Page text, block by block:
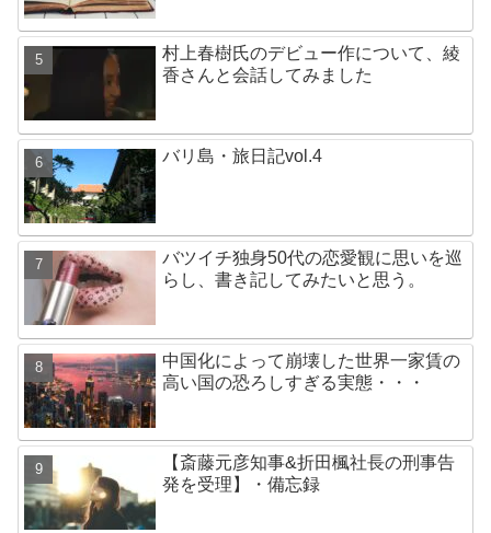
村上春樹氏のデビュー作について、綾
香さんと会話してみました
バリ島・旅日記vol.4
バツイチ独身50代の恋愛観に思いを巡
らし、書き記してみたいと思う。
中国化によって崩壊した世界一家賃の
高い国の恐ろしすぎる実態・・・
【斎藤元彦知事&折田楓社長の刑事告
発を受理】・備忘録